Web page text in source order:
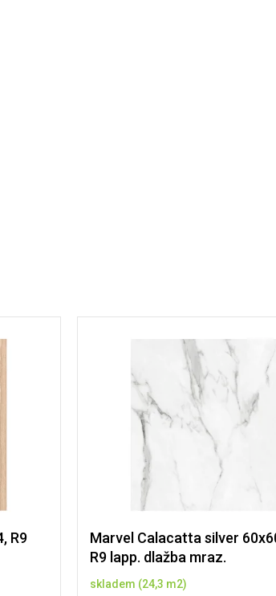
R9
Marvel Calacatta silver
R9 lapp. dlažba mraz.
skladem (24,3 m2)